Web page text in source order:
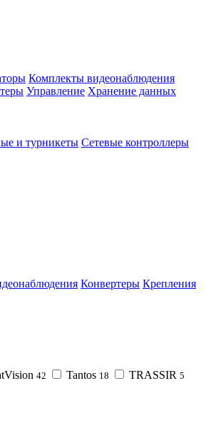
Комплекты видеонаблюдения
Управление Хранение данных
и турникеты Сетевые контроллеры
Конвертеры Крепления
42 Tantos 18 TRASSIR 5